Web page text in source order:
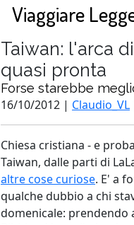
Viaggiare
Taiwan: l'arca
quasi pronta
Forse starebbe
16/10/2012 | Claudio_VL
Chiesa cristiana - e
Taiwan, dalle parti di
altre cose curiose. E' a
qualche dubbio a chi
domenicale: